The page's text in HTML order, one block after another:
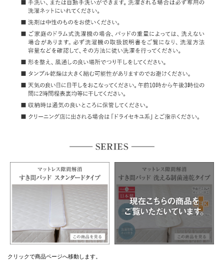
クリックで商品ページへ移動します。